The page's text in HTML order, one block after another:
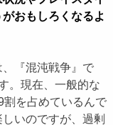
おもしろくなるよ
、『混沌戦争』で
。現在、一般的な
割を占めているんで
いのですが、過剰